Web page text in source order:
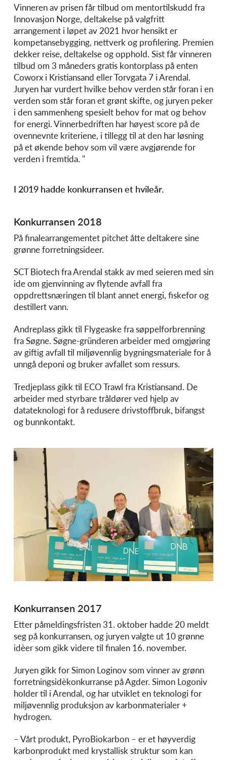
Vinneren av prisen får tilbud om mentortilskudd fra
Innovasjon Norge, deltakelse på valgfritt
arrangement i løpet av 2021 hvor hensikt er
kompetansebygging, nettverk og profilering. Premien
dekker reise, deltakelse og opphold. Sist får vinneren
tilbud om 3 måneders gratis kontorplass på enten
Coworx i Kristiansand eller Torvgata 7 i Arendal.
Juryen har vurdert hvilke behov verden står foran i en
verden som står foran et grønt skifte, og juryen peker
i den sammenheng spesielt behov for mat og behov
for energi. Vinnerbedriften har høyest score på de
ovennevnte kriteriene, i tillegg til at den har løsning
på et økende behov som vil være avgjørende for
verden i fremtida. "
I 2019 hadde konkurransen et hvileår.
Konkurransen 2018
På finalearrangementet pitchet åtte deltakere sine
grønne forretningsideer.
SCT Biotech fra Arendal stakk av med seieren med sin
ide om gjenvinning av flytende avfall fra
oppdrettsnæringen til blant annet energi, fiskefor og
destillert vann.
Andreplass gikk til Flygeaske fra søppelforbrenning
fra Søgne. Søgne-gründeren arbeider med omgjøring
av giftig avfall til miljøvennlig bygningsmateriale for å
unngå deponi og bruker avfallet som ressurs.
Tredjeplass gikk til ECO Trawl fra Kristiansand. De
arbeider med styrbare tråldører ved hjelp av
datateknologi for å redusere drivstoffbruk, bifangst
og bunnkontakt.
Konkurransen 2017
Etter påmeldingsfristen 31. oktober hadde 20 meldt
seg på konkurransen, og juryen valgte ut 10 grønne
idèer som gikk videre til finalen 16. november.
Juryen gikk for Simon Loginov som vinner av grønn
forretningsidèkonkurranse på Agder. Simon Logoniv
holder til i Arendal, og har utviklet en teknologi for
miljøvennlig produksjon av karbonmaterialer +
hydrogen.
– Vårt produkt, PyroBiokarbon – er et høyverdig
karbonprodukt med krystallisk struktur som kan